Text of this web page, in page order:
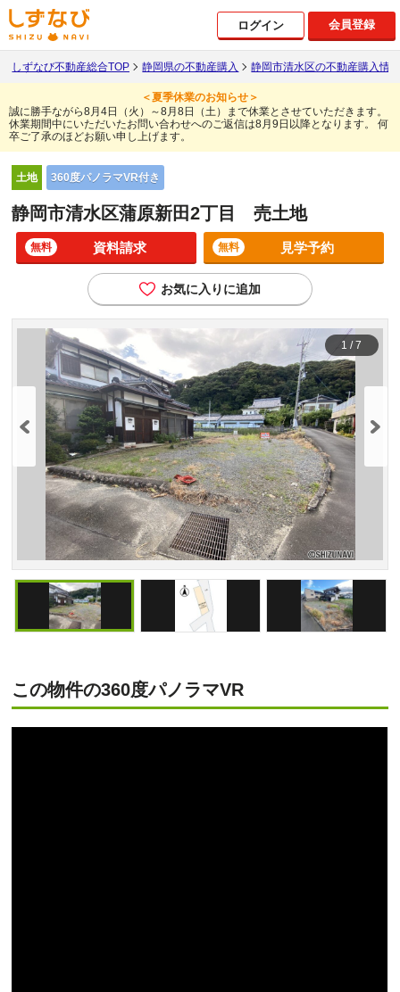
ログイン 会員登録
しずなび不動産総合TOP 静岡県の不動産購入 静岡市清水区の不動産購入情
＜夏季休業のお知らせ＞
誠に勝手ながら8月4日（火）～8月8日（土）まで休業とさせていただきます。
休業期間中にいただいたお問い合わせへのご返信は8月9日以降となります。
何
卒ご了承のほどお願い申し上げます。
土地 360度パノラマVR付き
静岡市清水区蒲原新田2丁目 売土地
資料請求
無料 見学予約
無料
お気に入りに追加
1 / 7
この物件の360度パノラマVR